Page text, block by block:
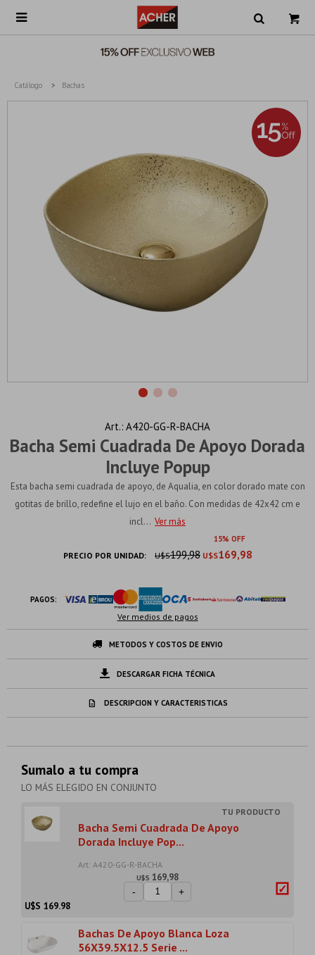

Catálogo Bachas
Bacha Semi Cuadrada De Apoyo Dorada
Incluye Popup
A420-GG-R-BACHA
Esta bacha semi cuadrada de apoyo, de Aqualia, en color dorado mate con
gotitas de brillo, redefine el lujo en el baño. Con medidas de 42x42 cm e
incl... Ver más
15
PRECIO POR UNIDAD: U$S169,98
U$S199,98
PAGOS:
Ver medios de pagos
METODOS Y COSTOS DE ENVIO
DESCARGAR FICHA TÉCNICA
DESCRIPCION Y CARACTERISTICAS
Sumalo a tu compra
LO MÁS ELEGIDO EN CONJUNTO
Bacha Semi Cuadrada De Apoyo
Dorada Incluye Pop...
Art: A420-GG-R-BACHA
U$S 169,98
- +
U$S 169.98
Bachas De Apoyo Blanca Loza
56X39.5X12.5 Serie ...